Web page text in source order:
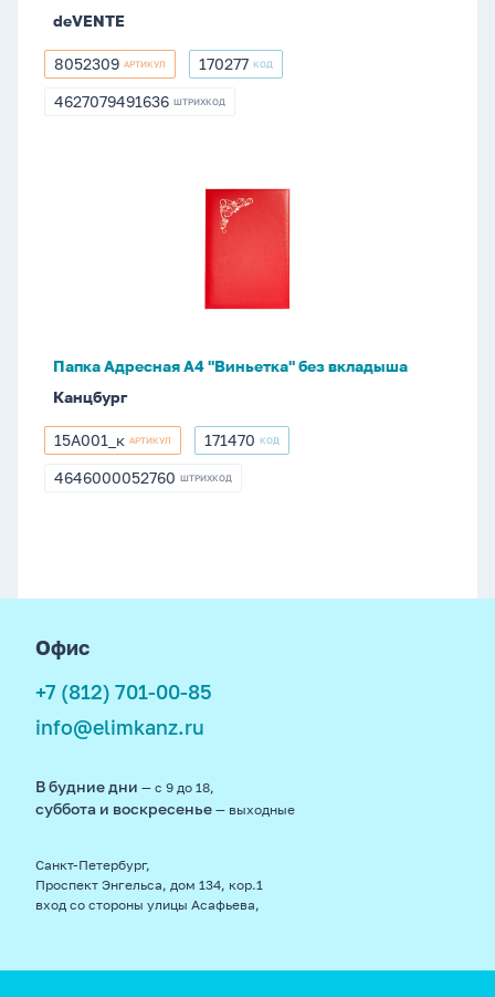
deVENTE
8052309
8052309 АРТИКУЛ 170277
170277 КОД
4627079491636
4627079491636 ШТРИХКОД
Папка Адресная А4 "Виньетка" без вкладыша
Канцбург
15А001_к
15А001_к АРТИКУЛ 171470
171470 КОД
4646000052760
4646000052760 ШТРИХКОД
Офис
+7 (812) 701-00-85
info@elimkanz.ru
В будние дни — с 9 до 18,
суббота и воскресенье — выходные
Санкт-Петербург,
Проспект Энгельса, дом 134, кор.1
вход со стороны улицы Асафьева,